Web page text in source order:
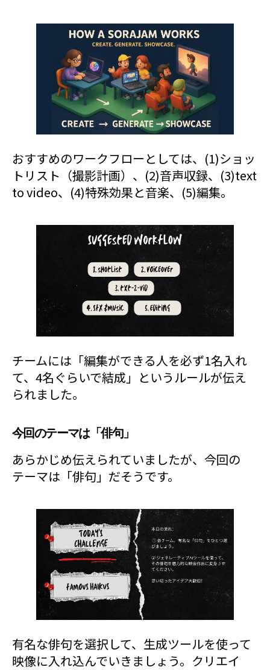
おすすめのワークフローとしては、(1)ショッ
トリスト（撮影計画）、(2)音声収録、(3)text
to video、(4)特殊効果と音楽、(5)編集。
チームには「編集ができる人を必ず1名入れ
て、4名ぐらいで結成」というルールが伝え
られました。
今回のテーマは「俳句」
あらかじめ伝えられていましたが、今回の
テーマは「俳句」だそうです。
有名な俳句を選択して、生成ツールを使って
映像に入れ込んでいきましょう。クリエイ